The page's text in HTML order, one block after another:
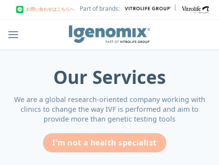
お問い合わせはこちらへ Part of brands: |
Our Services
We are a global research-oriented company working with
clinics to change the way IVF is performed and aim to
provide more than genetic testing tools
I'm not a health specialist